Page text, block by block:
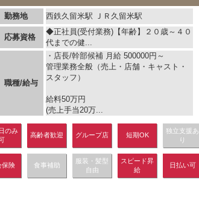
勤務地 西鉄久留米駅 ＪＲ久留米駅
応募資格
◆正社員(受付業務)【年齢】２０歳～４０
代までの健...
職種/給与
・店長/幹部候補 月給 500000円～
管理業務全般（売上・店舗・キャスト・
スタッフ）
給料50万円
(売上手当20万...
のみ
高齢者歓迎 グループ店 短期OK
独立支援あ
り
保険 食事補助
服装・髪型
自由
スピード昇
給
日払い可